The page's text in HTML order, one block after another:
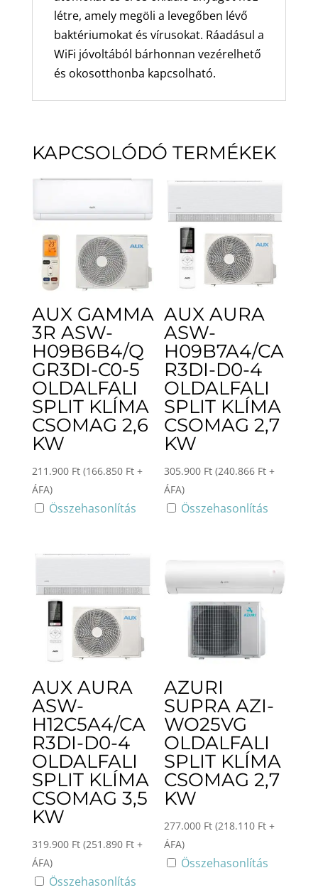
létre, amely megöli a levegőben lévő
baktériumokat és vírusokat. Ráadásul a
WiFi jóvoltából bárhonnan vezérelhető
és okosotthonba kapcsolható.
KAPCSOLÓDÓ TERMÉKEK
AUX GAMMA
3R ASW-
H09B6B4/Q
GR3DI-C0-5
OLDALFALI
SPLIT KLÍMA
CSOMAG 2,6
KW
211.900 Ft (166.850 Ft+
ÁFA)
Összehasonlítás
AUX AURA
ASW-
H09B7A4/CA
R3DI-D0-4
OLDALFALI
SPLIT KLÍMA
CSOMAG 2,7
KW
305.900 Ft (240.866 Ft +
ÁFA)
Összehasonlítás
AUX AURA
ASW-
H12C5A4/CA
R3DI-D0-4
OLDALFALI
SPLIT KLÍMA
CSOMAG 3,5
KW
319.900 Ft (251.890 Ft+
ÁFA)
Összehasonlítás
AZURI
SUPRA AZI-
WO25VG
OLDALFALI
SPLIT KLÍMA
CSOMAG 2,7
KW
277.000 Ft (218.110 Ft +
ÁFA)
Összehasonlítás